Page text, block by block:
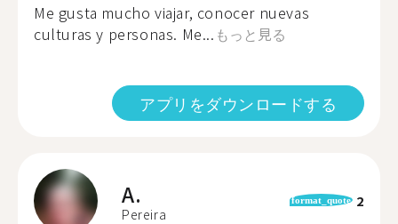
Me gusta mucho viajar, conocer nuevas
culturas y personas. Me... もっと見る
アプリをダウンロードする
A.
Pereira
format_quote 2